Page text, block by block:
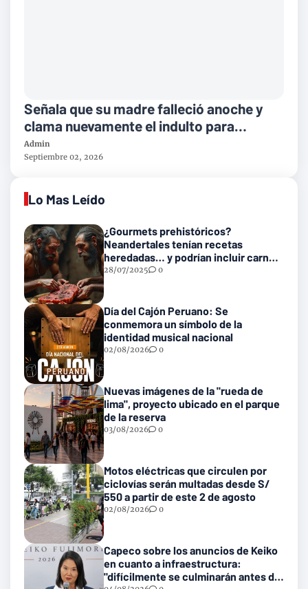
Señala que su madre falleció anoche y
clama nuevamente el indulto para
Alejandro Toledo
Admin
Septiembre 02, 2026
Lo Mas Leído
¿Gourmets prehistóricos?
Neandertales tenían recetas
heredadas… y podrían incluir carne
con gusanos
28/07/2025 0
Día del Cajón Peruano: Se
conmemora un símbolo de la
identidad musical nacional
02/08/2026 0
Nuevas imágenes de la "rueda de
lima", proyecto ubicado en el parque
de la reserva
03/08/2026 0
Motos eléctricas que circulen por
ciclovías serán multadas desde S/
550 a partir de este 2 de agosto
02/08/2026 0
Capeco sobre los anuncios de Keiko
en cuanto a infraestructura:
"difícilmente se culminarán antes del